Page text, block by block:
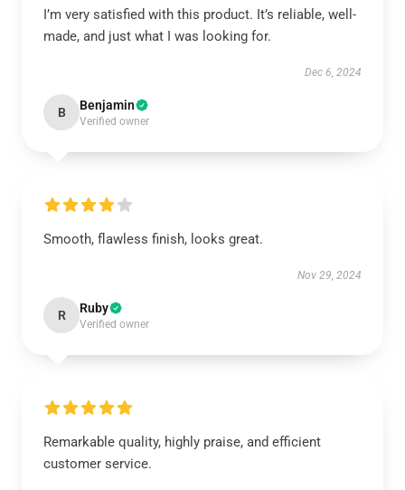
I’m very satisfied with this product. It’s reliable, well-
made, and just what I was looking for.
Dec 6, 2024
B Benjamin
Verified owner
Smooth, flawless finish, looks great.
Nov 29, 2024
R Ruby
Verified owner
Remarkable quality, highly praise, and efficient
customer service.